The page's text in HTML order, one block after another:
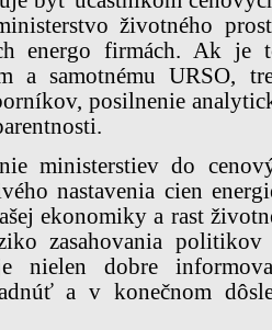
životného
energo firmách. Ak je
a samotnému URSO,
posilnenie
ministerstiev do
nastavenia cien
ekonomiky a rast
zasahovania
nielen dobre
a v konečnom